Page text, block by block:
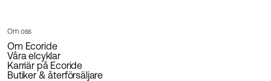
Om oss
Om Ecoride
Våra elcyklar
Karriär på Ecoride
Butiker & återförsäljare